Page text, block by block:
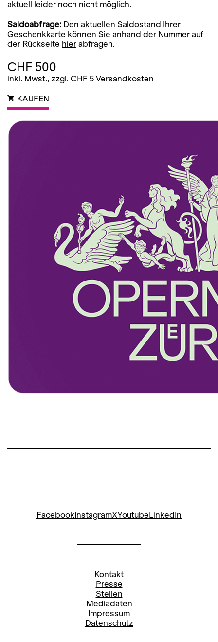
aktuell leider noch nicht möglich.
Saldoabfrage: Den aktuellen Saldostand Ihrer
Geschenkkarte können Sie anhand der Nummer auf
der Rückseite hier abfragen.
CHF 500
inkl. Mwst., zzgl. CHF 5 Versandkosten
KAUFEN
FacebookInstagramXYoutubeLinkedIn
Kontakt
Presse
Stellen
Mediadaten
Impressum
Datenschutz